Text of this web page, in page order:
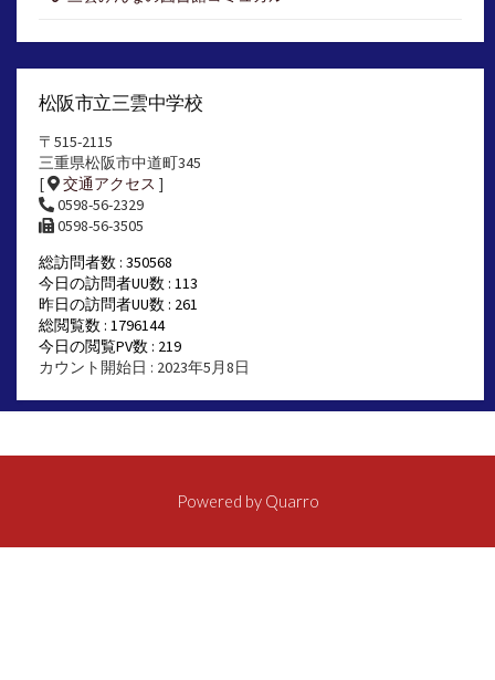
松阪市立三雲中学校
〒515-2115
三重県松阪市中道町345
[
交通アクセス ]
0598-56-2329
0598-56-3505
総訪問者数 : 350568
今日の訪問者UU数 : 113
昨日の訪問者UU数 : 261
総閲覧数 : 1796144
今日の閲覧PV数 : 219
カウント開始日 : 2023年5月8日
Powered by Quarro